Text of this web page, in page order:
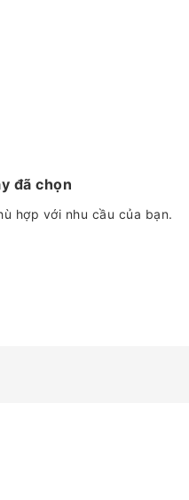
đã chọn
hợp với nhu cầu của bạn.